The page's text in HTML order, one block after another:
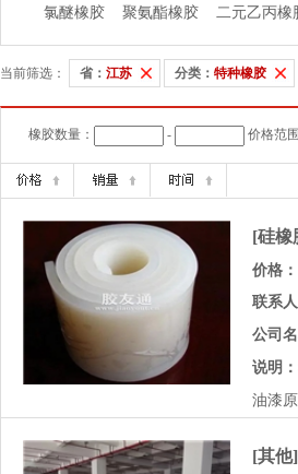
氯醚橡胶
聚氨酯橡胶 二元乙丙橡
当前筛选： 省： 江苏 分类： 特种橡胶
橡胶数量： - 价格范
[硅橡
价格：
联系人
公司名
说明：
油漆
[其他